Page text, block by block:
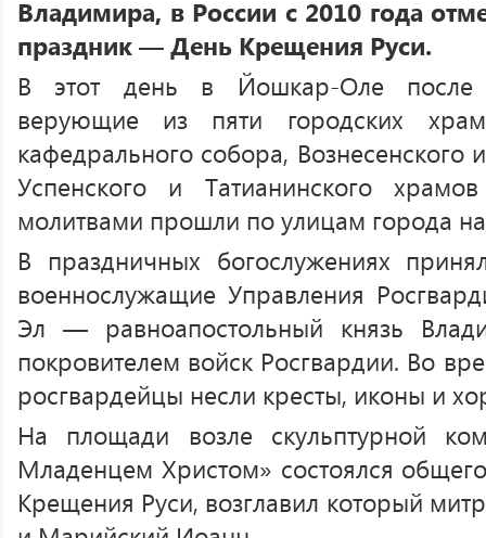
Владимира, в России с 2010 года
праздник — День Крещения Руси.
В этот день в Йошкар-Оле после
верующие из пяти городских
кафедрального собора, Вознесенского
Успенского и Татианинского
молитвами прошли по улицам города
В праздничных богослужениях
военнослужащие Управления
Эл — равноапостольный князь
покровителем войск Росгвардии. Во
росгвардейцы несли кресты, иконы и
На площади возле скульптурной
Младенцем Христом» состоялся
Крещения Руси, возглавил который